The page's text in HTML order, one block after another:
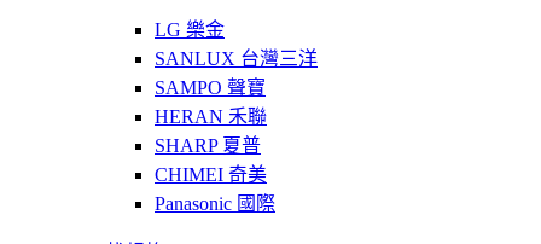
LG 樂金
SANLUX 台灣三洋
SAMPO 聲寶
HERAN 禾聯
SHARP 夏普
CHIMEI 奇美
Panasonic 國際